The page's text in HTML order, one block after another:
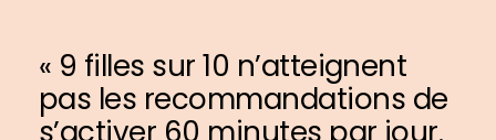
« 9 filles sur 10 n’atteignent
pas les recommandations de